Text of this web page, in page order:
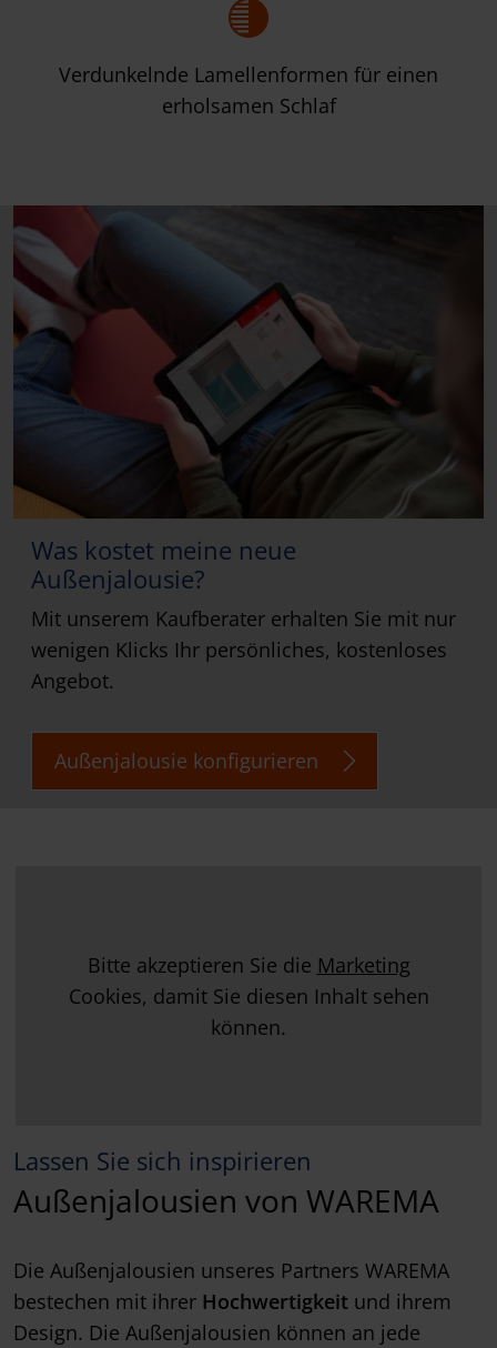
Verdunkelnde Lamellenformen für einen
erholsamen Schlaf
Was kostet meine neue
Außenjalousie?
Mit unserem Kaufberater erhalten Sie mit nur
wenigen Klicks Ihr persönliches, kostenloses
Angebot.
Außenjalousie konfigurieren
Bitte akzeptieren Sie die Marketing
Cookies, damit Sie diesen Inhalt sehen
können.
Lassen Sie sich inspirieren
Außenjalousien von WAREMA
Die Außenjalousien unseres Partners WAREMA
bestechen mit ihrer Hochwertigkeit und ihrem
Design. Die Außenjalousien können an jede